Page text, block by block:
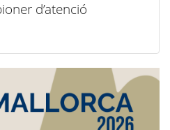
d’atenció